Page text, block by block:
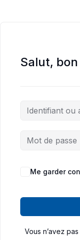
Salut,
Me garder
Vous n’avez